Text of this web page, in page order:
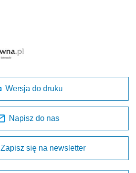
Wersja do druku
Napisz do nas
Zapisz się na newsletter